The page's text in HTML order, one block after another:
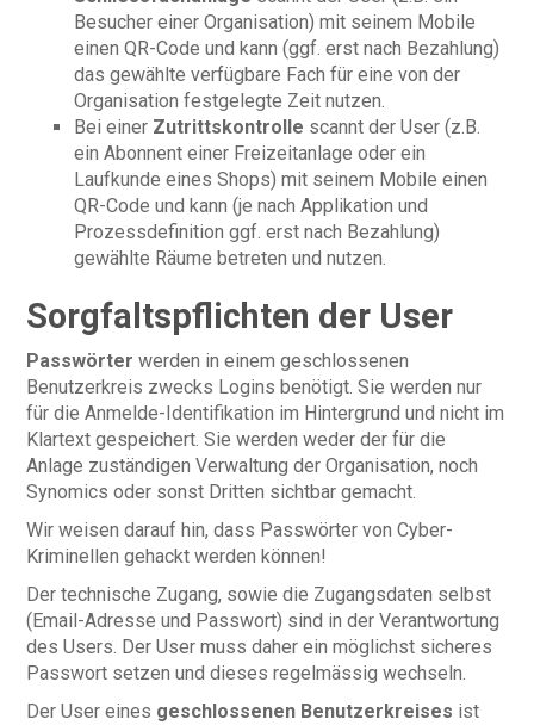
Besucher einer Organisation) mit seinem Mobile
einen QR-Code und kann (ggf. erst nach Bezahlung)
das gewählte verfügbare Fach für eine von der
Organisation festgelegte Zeit nutzen.
Bei einer Zutrittskontrolle scannt der User (z.B.
ein Abonnent einer Freizeitanlage oder ein
Laufkunde eines Shops) mit seinem Mobile einen
QR-Code und kann (je nach Applikation und
Prozessdefinition ggf. erst nach Bezahlung)
gewählte Räume betreten und nutzen.
Sorgfaltspflichten der User
Passwörter werden in einem geschlossenen
Benutzerkreis zwecks Logins benötigt. Sie werden nur
für die Anmelde-Identifikation im Hintergrund und nicht im
Klartext gespeichert. Sie werden weder der für die
Anlage zuständigen Verwaltung der Organisation, noch
Synomics oder sonst Dritten sichtbar gemacht.
Wir weisen darauf hin, dass Passwörter von Cyber-
Kriminellen gehackt werden können!
Der technische Zugang, sowie die Zugangsdaten selbst
(Email-Adresse und Passwort) sind in der Verantwortung
des Users. Der User muss daher ein möglichst sicheres
Passwort setzen und dieses regelmässig wechseln.
Der User eines geschlossenen Benutzerkreises ist